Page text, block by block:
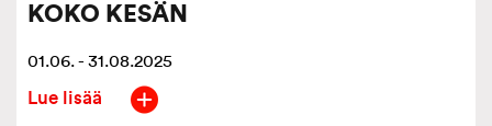
KOKO KESÄN
01.06. - 31.08.2025
Lue lisää